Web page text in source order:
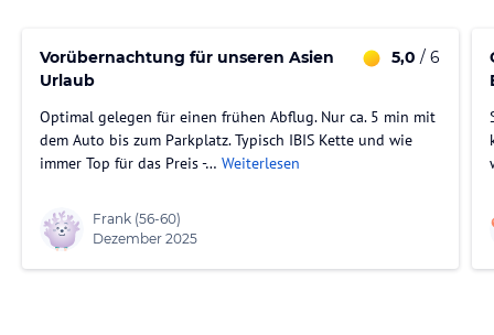
Vorübernachtung für unseren Asien
Urlaub
5,0 / 6
Optimal gelegen für einen frühen Abflug. Nur ca. 5 min mit
dem Auto bis zum Parkplatz. Typisch IBIS Kette und wie
immer Top für das Preis -… Weiterlesen
Frank (56-60)
Dezember 2025